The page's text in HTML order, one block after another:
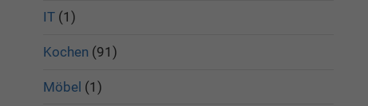
IT(1)
Kochen (91)
Möbel (1)